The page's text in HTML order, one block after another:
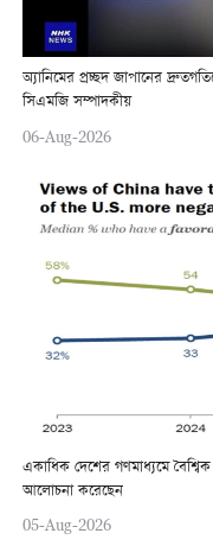
অ্যানিমের প্রচ্ছদ জাপানের
সিএমজি সম্পাদকীয়
06-Aug-2026
একাধিক দেশের গণমাধ্যমে
আলোচনা করেছেন
05-Aug-2026